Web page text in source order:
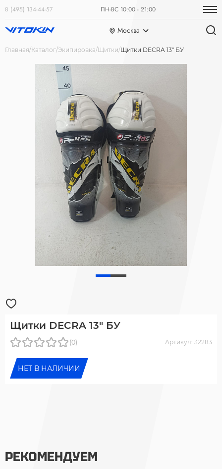
8 (495) 134-44-57 ПН-ВС 10:00 - 21:00
Москва
Главная Каталог Экипировка Щитки Щитки DECRA 13" БУ
Щитки DECRA 13" БУ
(0) Артикул: 32283
НЕТ В НАЛИЧИИ
РЕКОМЕНДУЕМ